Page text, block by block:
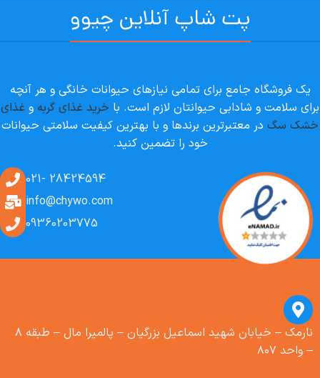
پت شاپ آنلاین چیوو
یک فروشگاه جامع برای تمامی نیازهای حیوانات خانگی و هر آنچه
برای سلامت و شادابی حیوانتان لازم است. با خرید غذای گربه و غذای
خشک سگ در معتبرترین برندها و با بهترین کیفیت سلامتی حیوانات
خود را تضمین کنید.
28424594 -021
info@chywo.com
09360203775
نارمک – خیابان شهید اسماعیل بزرگیان – پالمیرا مال – طبقه ۸
– واحد ۸۰۷